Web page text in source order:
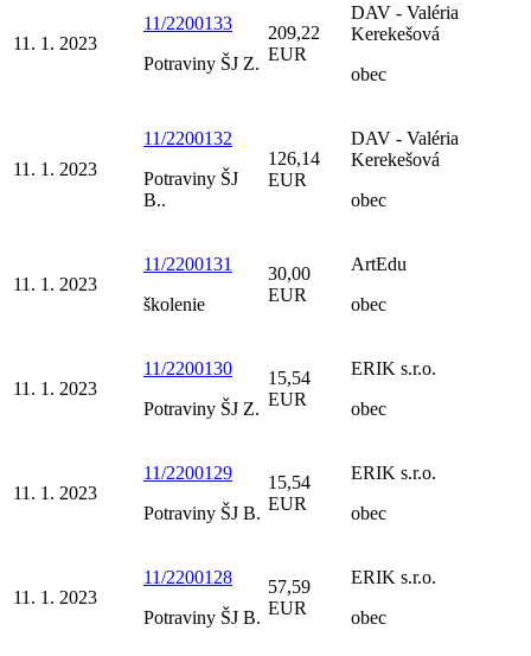
11. 1. 2023
11/2200133
Potraviny ŠJ Z.
209,22
EUR
DAV - Valéria
Kerekešová
obec
11. 1. 2023
11/2200132
Potraviny ŠJ
B..
126,14
EUR
DAV - Valéria
Kerekešová
obec
11. 1. 2023
11/2200131
školenie
30,00
EUR
ArtEdu
obec
11. 1. 2023
11/2200130
Potraviny ŠJ Z.
15,54
EUR
ERIK s.r.o.
obec
11. 1. 2023
11/2200129
Potraviny ŠJ B.
15,54
EUR
ERIK s.r.o.
obec
11. 1. 2023
11/2200128
Potraviny ŠJ B.
57,59
EUR
ERIK s.r.o.
obec